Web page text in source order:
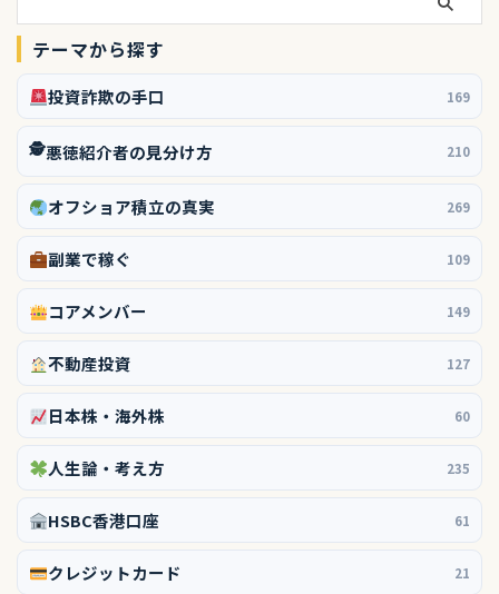
テーマから探す
投資詐欺の手口 169
🕵️悪徳紹介者の見分け方 210
オフショア積立の真実 269
副業で稼ぐ 109
コアメンバー 149
不動産投資 127
日本株・海外株 60
人生論・考え方 235
HSBC香港口座 61
クレジットカード 21